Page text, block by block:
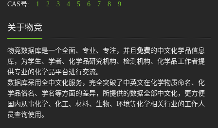
CAS号: 1 2 3 4 5 6 7 8 9
关于物竞
物竞数据库是一个全面、专业、专注，并且 免费的中文化学品信息
库，为学生、学者、化学品研究机构、检测机构、化学品工作者提
供专业的化学品平台进行交流。
数据库采用全中文化服务，完全突破了中英文在化学物质命名、化
学品俗名、学名等方面的差异，所提供的数据全部中文化，更方便
国内从事化学、化工、材料、生物、环境等化学相关行业的工作人
员查询使用。